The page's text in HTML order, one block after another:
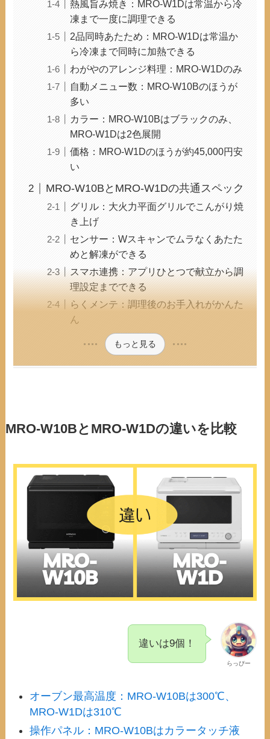
熱風旨み焼き：MRO-W1Dは常温から冷
凍まで一度に調理できる
2品同時あたため：MRO-W1Dは常温か
ら冷凍まで同時に加熱できる
わがやのアレンジ料理：MRO-W1Dのみ
自動メニュー数：MRO-W10Bのほうが
多い
カラー：MRO-W10Bはブラックのみ、
MRO-W1Dは2色展開
価格：MRO-W1Dのほうが約45,000円安
い
MRO-W10BとMRO-W1Dの共通スペック
グリル：大火力平面グリルでこんがり焼
き上げ
センサー：Wスキャンでムラなくあたた
めと解凍ができる
スマホ連携：アプリひとつで献立から調
理設定までできる
らくメンテ：調理後のお手入れがかんた
ん
もっと見る
MRO-W10BとMRO-W1Dの違いを比較
らっぴー
違いは9個！
オーブン最高温度：MRO-W10Bは300℃、
MRO-W1Dは310℃
操作パネル：MRO-W10Bはカラータッチ液